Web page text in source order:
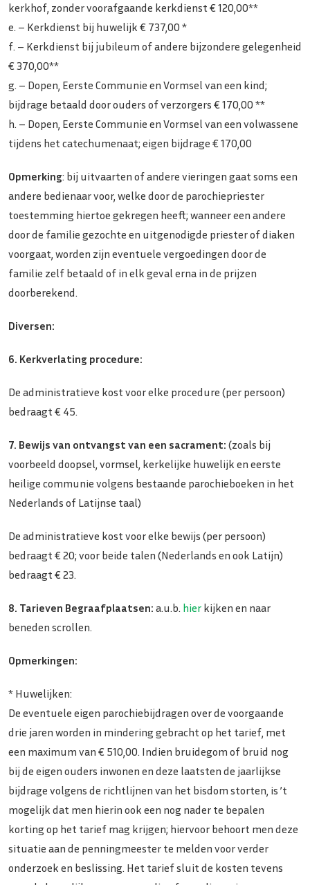
kerkhof, zonder voorafgaande kerkdienst € 120,00**
e. – Kerkdienst bij huwelijk € 737,00 *
f. – Kerkdienst bij jubileum of andere bijzondere gelegenheid
€ 370,00**
g. – Dopen, Eerste Communie en Vormsel van een kind;
bijdrage betaald door ouders of verzorgers € 170,00 **
h. – Dopen, Eerste Communie en Vormsel van een volwassene
tijdens het catechumenaat; eigen bijdrage € 170,00
Opmerking: bij uitvaarten of andere vieringen gaat soms een
andere bedienaar voor, welke door de parochiepriester
toestemming hiertoe gekregen heeft; wanneer een andere
door de familie gezochte en uitgenodigde priester of diaken
voorgaat, worden zijn eventuele vergoedingen door de
familie zelf betaald of in elk geval erna in de prijzen
doorberekend.
Diversen:
6. Kerkverlating procedure:
De administratieve kost voor elke procedure (per persoon)
bedraagt € 45.
7. Bewijs van ontvangst van een sacrament: (zoals bij
voorbeeld doopsel, vormsel, kerkelijke huwelijk en eerste
heilige communie volgens bestaande parochieboeken in het
Nederlands of Latijnse taal)
De administratieve kost voor elke bewijs (per persoon)
bedraagt € 20; voor beide talen (Nederlands en ook Latijn)
bedraagt € 23.
8. Tarieven Begraafplaatsen: a.u.b. hier kijken en naar
beneden scrollen.
Opmerkingen:
* Huwelijken:
De eventuele eigen parochiebijdragen over de voorgaande
drie jaren worden in mindering gebracht op het tarief, met
een maximum van € 510,00. Indien bruidegom of bruid nog
bij de eigen ouders inwonen en deze laatsten de jaarlijkse
bijdrage volgens de richtlijnen van het bisdom storten, is ’t
mogelijk dat men hierin ook een nog nader te bepalen
korting op het tarief mag krijgen; hiervoor behoort men deze
situatie aan de penningmeester te melden voor verder
onderzoek en beslissing. Het tarief sluit de kosten tevens